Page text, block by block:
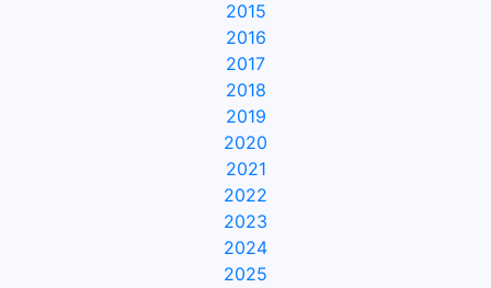
2015
2016
2017
2018
2019
2020
2021
2022
2023
2024
2025